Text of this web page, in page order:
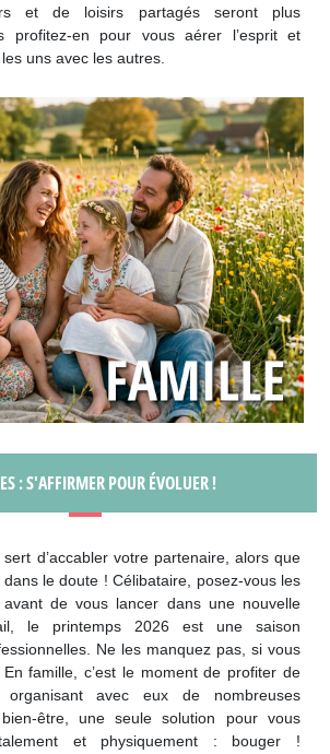
et de loisirs partagés seront plus
profitez-en pour vous aérer l’esprit et
uns avec les autres.
: S'AFFIRMER POUR ÉVOLUER !
d’accabler votre partenaire, alors que
dans le doute ! Célibataire, posez-vous les
avant de vous lancer dans une nouvelle
le printemps 2026 est une saison
Ne les manquez pas, si vous
famille, c’est le moment de profiter de
avec eux de nombreuses
être, une seule solution pour vous
et physiquement : bouger !